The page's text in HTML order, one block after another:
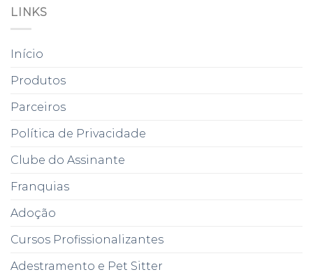
LINKS
Início
Produtos
Parceiros
Política de Privacidade
Clube do Assinante
Franquias
Adoção
Cursos Profissionalizantes
Adestramento e Pet Sitter